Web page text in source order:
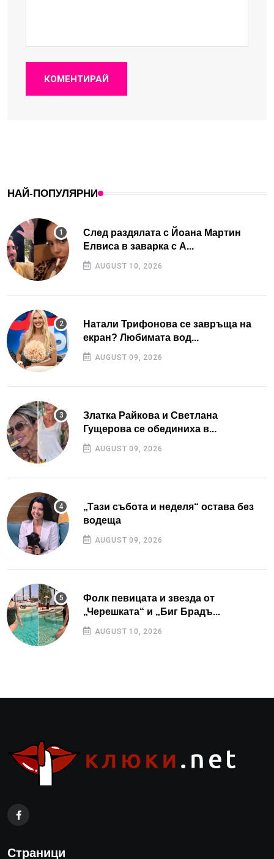
КОМЕНТИРАЙ
НАЙ-ПОПУЛЯРНИ
След раздялата с Йоана Мартин
Елвиса в заварка с А...
AUGUST 10, 2026
Натали Трифонова се завръща на
екран? Любимата вод...
AUGUST 09, 2026
Златка Райкова и Светлана
Гущерова се обединиха в...
AUGUST 09, 2026
„Тази събота и неделя“ остава без
водеща
AUGUST 09, 2026
Фолк певицата и звезда от
„Черешката“ и „Биг Брадъ...
AUGUST 10, 2026
Страници